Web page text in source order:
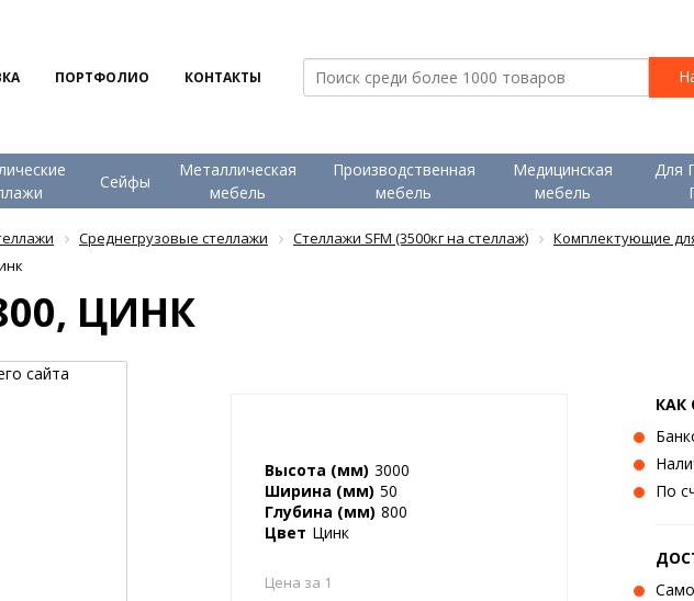
ПОРТФОЛИО КОНТАКТЫ
Сейфы
Металлическая
мебель
Производственная
мебель
Медицинская
мебель
Для
Среднегрузовые стеллажи Стеллажи SFM (3500кг на стеллаж)
Комплектующие
ЦИНК
Высота (мм) 3000
Ширина (мм) 50
Глубина (мм) 800
Цвет Цинк
Цена за 1
КАК
По